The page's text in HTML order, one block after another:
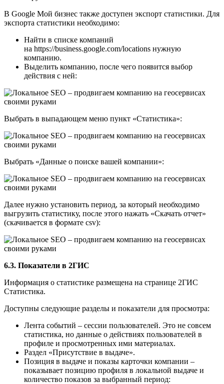
В Google Мой бизнес также доступен экспорт статистики. Для
экспорта статистики необходимо:
Найти в списке компаний
на https://business.google.com/locations нужную
компанию.
Выделить компанию, после чего появится выбор
действия с ней:
Выбрать в выпадающем меню пункт «Статистика»:
Выбрать «Данные о поиске вашей компании»:
Далее нужно установить период, за который необходимо
выгрузить статистику, после этого нажать «Скачать отчет»
(скачивается в формате csv):
6.3. Показатели в 2ГИС
Информация о статистике размещена на странице 2ГИС
Статистика.
Доступны следующие разделы и показатели для просмотра:
Лента событий – сессии пользователей. Это не совсем
статистика, но данные о действиях пользователей в
профиле и просмотренных ими материалах.
Раздел «Присутствие в выдаче».
Позиция в выдаче и показы карточки компании –
показывает позицию профиля в локальной выдаче и
количество показов за выбранный период: